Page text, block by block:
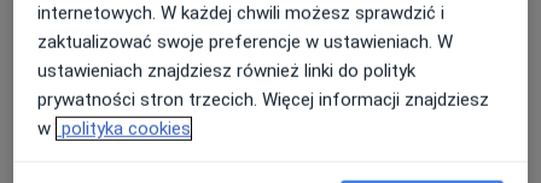
Do czego służy osteopatia
Osteopatia może być stosowana w leczeniu
różnorodnych problemów zdrowotnych. Często jest
poszukiwana w przypadku problemów układu
internetowych. W każdej chwili możesz sprawdzić i
zaktualizować swoje preferencje w ustawieniach. W
ustawieniach znajdziesz również linki do polityk
prywatności stron trzecich. Więcej informacji znajdziesz
w polityka cookies